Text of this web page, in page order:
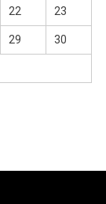
22 23
29 30